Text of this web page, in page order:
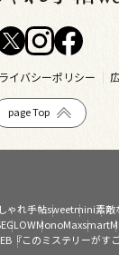
イバシーポリシー
page Top
ゃれ手帖sweetmini素敵
GLOWMonoMaxsmart
『このミステリーがす